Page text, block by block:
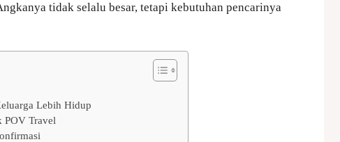
tidak selalu besar, tetapi kebutuhan pencarinya
Lebih Hidup
POV Travel